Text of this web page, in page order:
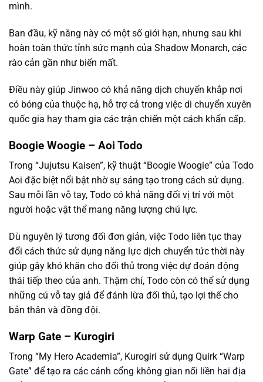
mình.
Ban đầu, kỹ năng này có một số giới hạn, nhưng sau khi
hoàn toàn thức tỉnh sức mạnh của Shadow Monarch, các
rào cản gần như biến mất.
Điều này giúp Jinwoo có khả năng dịch chuyển khắp nơi
có bóng của thuộc hạ, hỗ trợ cả trong việc di chuyển xuyên
quốc gia hay tham gia các trận chiến một cách khẩn cấp.
Boogie Woogie – Aoi Todo
Trong “Jujutsu Kaisen”, kỹ thuật “Boogie Woogie” của Todo
Aoi đặc biệt nổi bật nhờ sự sáng tạo trong cách sử dụng.
Sau mỗi lần vỗ tay, Todo có khả năng đổi vị trí với một
người hoặc vật thể mang năng lượng chú lực.
Dù nguyên lý tương đối đơn giản, việc Todo liên tục thay
đổi cách thức sử dụng năng lực dịch chuyển tức thời này
giúp gây khó khăn cho đối thủ trong việc dự đoán động
thái tiếp theo của anh. Thậm chí, Todo còn có thể sử dụng
những cú vỗ tay giả để đánh lừa đối thủ, tạo lợi thế cho
bản thân và đồng đội.
Warp Gate – Kurogiri
Trong “My Hero Academia”, Kurogiri sử dụng Quirk “Warp
Gate” để tạo ra các cánh cổng không gian nối liền hai địa